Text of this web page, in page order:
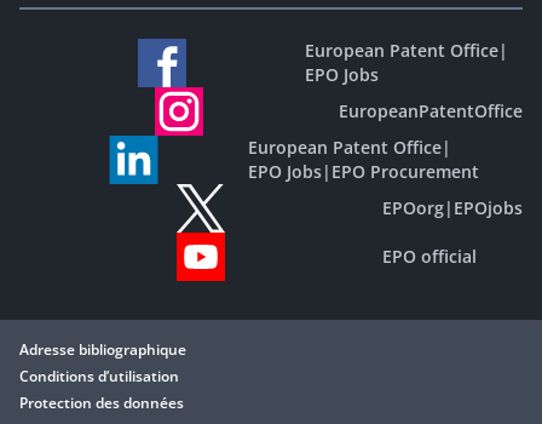
European Patent Office|
EPO Jobs
EuropeanPatentOffice
European Patent Office|
EPO Jobs| EPO Procurement
EPOorg| EPOjobs
EPO official
Adresse bibliographique
Conditions d’utilisation
Protection des données